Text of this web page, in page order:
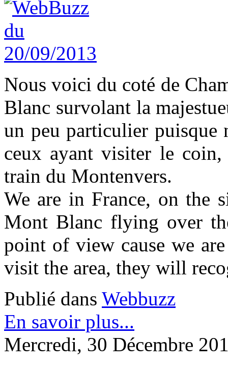
Nous voici du coté de
Blanc survolant la
un peu particulier puisque
ceux ayant visiter le
train du Montenvers.
We are in France, on the
Mont Blanc flying over
point of view cause we
visit the area, they will
Publié dans Webbuzz
En savoir plus...
Mercredi, 30 Décembre